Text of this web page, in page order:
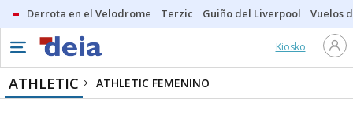
Derrota en el Velodrome Terzic Guiño del Liverpool Vuelos
Kiosko
ATHLETIC ATHLETIC FEMENINO